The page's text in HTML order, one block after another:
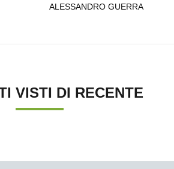
ALESSANDRO GUERRA
VISTI DI RECENTE